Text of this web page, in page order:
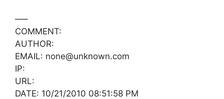
—–
COMMENT:
AUTHOR:
EMAIL: none@unknown.com
IP:
URL:
DATE: 10/21/2010 08:51:58 PM